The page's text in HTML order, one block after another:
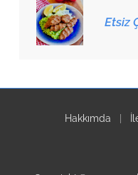
Etsiz
Hakkımda